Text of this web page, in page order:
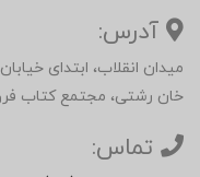
آدرس:
خان رشتی، مجتمع کتاب
تماس: